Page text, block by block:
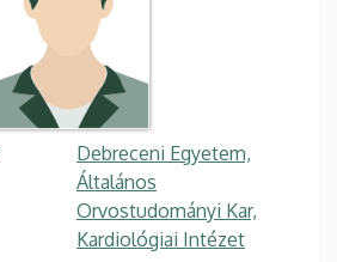
Debreceni Egyetem,
Általános
Orvostudományi Kar,
Kardiológiai Intézet